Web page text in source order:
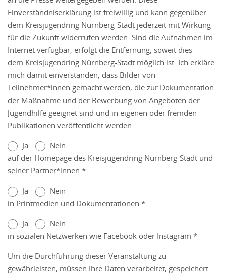
Einverständniserklärung ist freiwillig und kann gegenüber
dem Kreisjugendring Nürnberg-Stadt jederzeit mit Wirkung
für die Zukunft widerrufen werden. Sind die Aufnahmen im
Internet verfügbar, erfolgt die Entfernung, soweit dies
dem Kreisjugendring Nürnberg-Stadt möglich ist. Ich erkläre
mich damit einverstanden, dass Bilder von
Teilnehmer*innen gemacht werden, die zur Dokumentation
der Maßnahme und der Bewerbung von Angeboten der
Jugendhilfe geeignet sind und in eigenen oder fremden
Publikationen veröffentlicht werden.
Ja
Nein
auf der Homepage des Kreisjugendring Nürnberg-Stadt und
seiner Partner*innen *
Ja
Nein
in Printmedien und Dokumentationen *
Ja
Nein
in sozialen Netzwerken wie Facebook oder Instagram *
Um die Durchführung dieser Veranstaltung zu
gewährleisten, müssen Ihre Daten verarbeitet, gespeichert